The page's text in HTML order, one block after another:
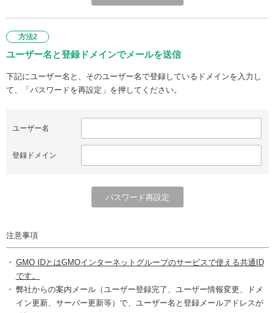
方法2
ユーザー名と登録ドメインでメールを送信
下記にユーザー名と、そのユーザー名で登録しているドメインを入力し
て、「パスワードを再設定」を押してください。
ユーザー名
登録ドメイン
注意事項
GMO IDとはGMOインターネットグループのサービスで使える共通ID
です。
弊社からの案内メール（ユーザー登録完了、ユーザー情報変更、ドメ
イン更新、サーバー更新等）で、ユーザー名と登録メールアドレスが